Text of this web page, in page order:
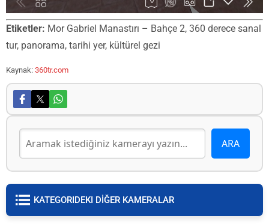
Etiketler: Mor Gabriel Manastırı – Bahçe 2, 360 derece sanal
tur, panorama, tarihi yer, kültürel gezi
Kaynak: 360tr.com
KATEGORIDEKI DİĞER KAMERALAR